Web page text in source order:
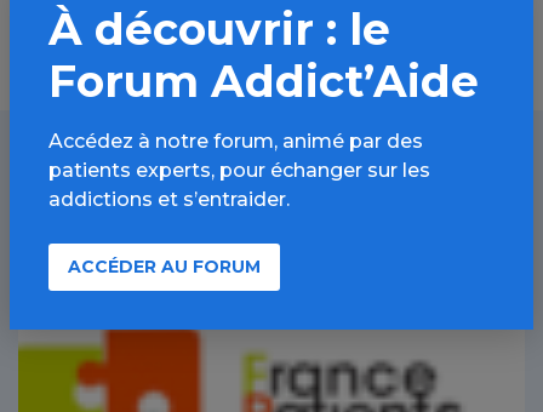
À lire aussi
À découvrir : le
Forum Addict’Aide
Accédez à notre forum, animé par des
patients experts, pour échanger sur les
addictions et s’entraider.
ACCÉDER AU FORUM